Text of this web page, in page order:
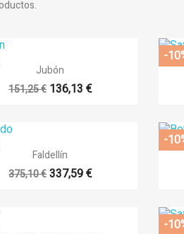
a la lista de deseos
sesión
Vista rápida
Jubón
151,25 € 136,13 €
-
Vista rápida
Faldellín
375,10 €337,59 €
-
-